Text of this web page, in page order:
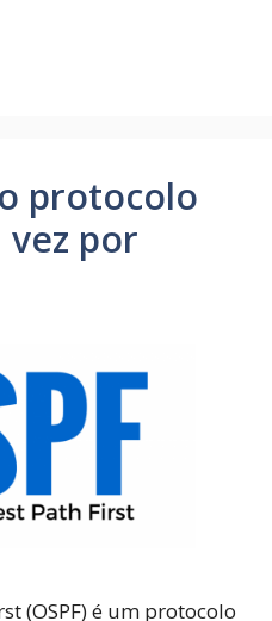
protocolo
vez por
(OSPF) é um protocolo